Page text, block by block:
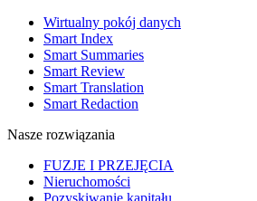
Wirtualny pokój danych
Smart Index
Smart Summaries
Smart Review
Smart Translation
Smart Redaction
Nasze rozwiązania
FUZJE I PRZEJĘCIA
Nieruchomości
Pozyskiwanie kapitału